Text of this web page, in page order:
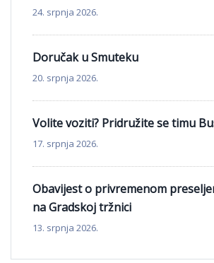
24. srpnja 2026.
Doručak u Smuteku
20. srpnja 2026.
Volite voziti? Pridružite se timu
17. srpnja 2026.
Obavijest o privremenom
na Gradskoj tržnici
13. srpnja 2026.